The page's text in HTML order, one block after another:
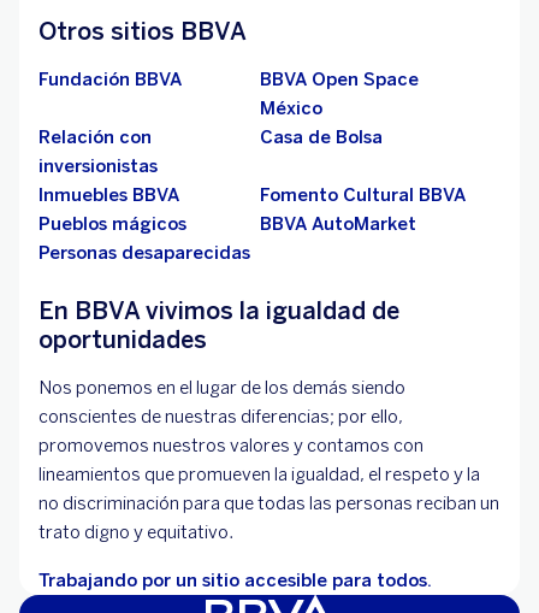
Otros sitios BBVA
Fundación BBVA
BBVA Open Space
México
Relación con
inversionistas
Casa de Bolsa
Inmuebles BBVA
Fomento Cultural BBVA
Pueblos mágicos
BBVA AutoMarket
Personas desaparecidas
En BBVA vivimos la igualdad de
oportunidades
Nos ponemos en el lugar de los demás siendo
conscientes de nuestras diferencias; por ello,
promovemos nuestros valores y contamos con
lineamientos que promueven la igualdad, el respeto y la
no discriminación para que todas las personas reciban un
trato digno y equitativo.
Trabajando por un sitio accesible para todos.